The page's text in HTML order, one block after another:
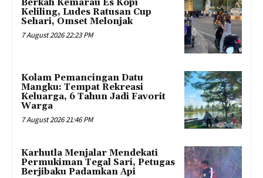
Berkah Kemarau Es Kopi
Keliling, Ludes Ratusan Cup
Sehari, Omset Melonjak
7 August 2026 22:23 PM
Kolam Pemancingan Datu
Mangku: Tempat Rekreasi
Keluarga, 6 Tahun Jadi Favorit
Warga
7 August 2026 21:46 PM
Karhutla Menjalar Mendekati
Permukiman Tegal Sari, Petugas
Berjibaku Padamkan Api